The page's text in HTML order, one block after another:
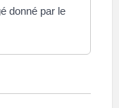
donné par le